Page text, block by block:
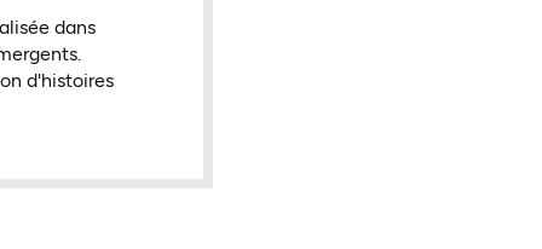
dans
d'histoires